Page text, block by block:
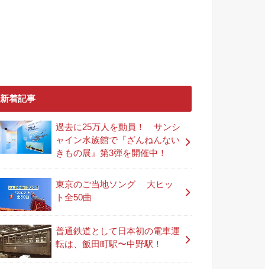
新着記事
過去に25万人を動員！ サンシ
ャイン水族館で『ざんねんない
きもの展』第3弾を開催中！
東京のご当地ソング 大ヒッ
ト全50曲
普通鉄道として日本初の電車運
転は、飯田町駅〜中野駅！